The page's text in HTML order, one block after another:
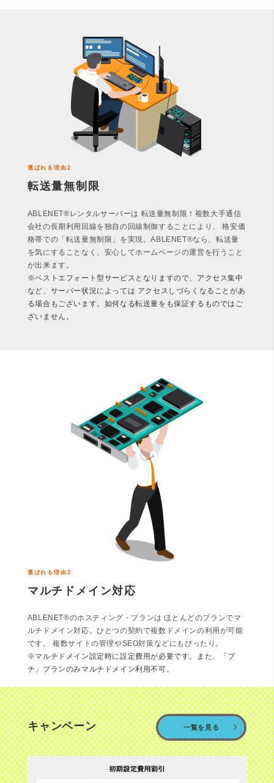
選ばれる理由2
転送量無制限
ABLENET®レンタルサーバーは 転送量無制限！複数大手通信
会社の長期利用回線を独自の回線制御することにより、 格安価
格帯での「転送量無制限」を実現。ABLENET®なら、転送量
を気にすることなく、安心してホームページの運営を行うこと
が出来ます。
※ベストエフォート型サービスとなりますので、アクセス集中
など、サーバー状況によっては アクセスしづらくなることがあ
る場合もございます。如何なる転送量をも保証するものではご
ざいません。
選ばれる理由3
マルチドメイン対応
ABLENET®のホスティング・プランは ほとんどのプランでマ
ルチドメイン対応。ひとつの契約で複数ドメインの利用が可能
です。 複数サイトの管理やSEO対策などにもぴったり。
※マルチドメイン設定時に設定費用が必要です。また、「プ
チ」プランのみマルチドメイン利用不可。
キャンペーン 一覧を見る